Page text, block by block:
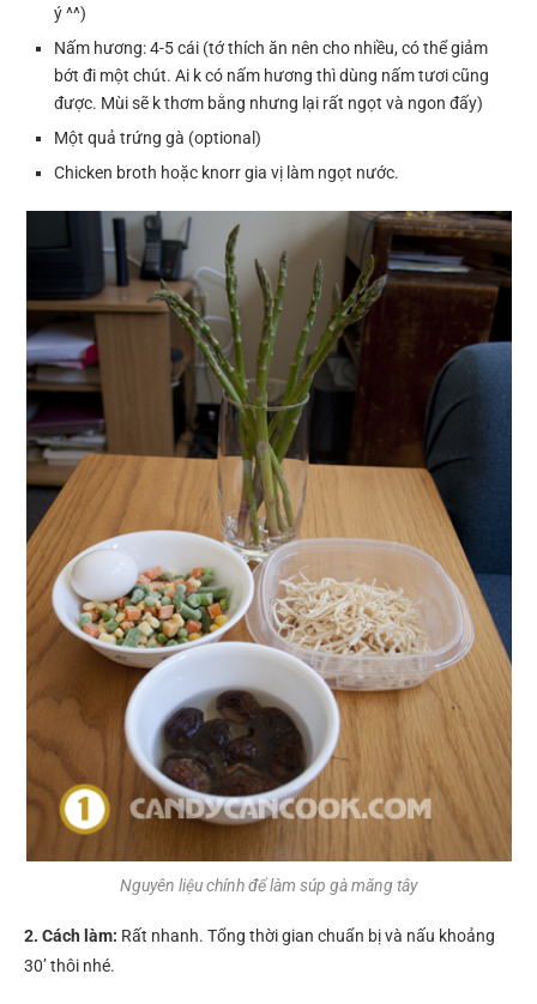
ý ^^)
Nấm hương: 4-5 cái (tớ thích ăn nên cho nhiều, có thể giảm
bớt đi một chút. Ai k có nấm hương thì dùng nấm tươi cũng
được. Mùi sẽ k thơm bằng nhưng lại rất ngọt và ngon đấy)
Một quả trứng gà (optional)
Chicken broth hoặc knorr gia vị làm ngọt nước.
Nguyên liệu chính để làm súp gà măng tây
2. Cách làm: Rất nhanh. Tổng thời gian chuẩn bị và nấu khoảng
30’ thôi nhé.